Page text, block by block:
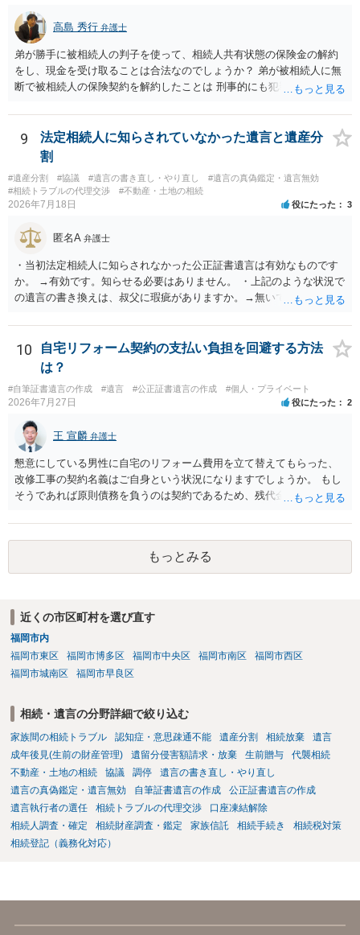
高島 秀行 弁護士
弟が勝手に被相続人の判子を使って、相続人共有状態の保険金の解約
をし、現金を受け取ることは合法なのでしょうか？ 弟が被相続人に無
断で被相続人の保険契約を解約したことは 刑事的にも犯罪となる可能
された書類のコピーを取得して、弁護士に面談で詳しい事情を話して
相談 されたら良いと思います。
9
法定相続人に知らされていなかった遺言と遺産分
割
#遺産分割 #協議 #遺言の書き直し・やり直し
#遺言の真偽鑑定・遺言無効
#相続トラブルの代理交渉
#不動産・土地の相続
2026年7月18日 役にたった 3
匿名A 弁護士
・当初法定相続人に知らされなかった公正証書遺言は有効なものです
か。 →有効です。知らせる必要はありません。 ・上記のような状況で
の遺言の書き換えは、叔父に瑕疵がありますか。→無いです。 ・分割
ますか。 →本人が自由に決められますので、どこが妥当とは言えない
です。客観的な基準もありません。 ・できれば穏やかに、分割を拒否
することはできますか。 →分割を拒否するということは、遺産はいら
ないということでしょうか。遺言で、受取を指定されててもいらない
と拒否することはできます。理由を説明する必要はありません。
10
自宅リフォーム契約の支払い負担を回避する方法
は？
#自筆証書遺言の作成 #遺言 #公正証書遺言の作成 #個人・プライベート
2026年7月27日 役にたった 2
王 宣麟 弁護士
懇意にしている男性に自宅のリフォーム費用を立て替えてもらった、
改修工事の契約名義はご自身という状況になりますでしょうか。 もし
そうであれば原則債務を負うのは契約であるため、残代金を捻出して
ます。 入籍した場合でも、原則契約者が単独で全ての債務を負うこと
には変わりがありません。 なかなか対応に難しい案件であり、公開の
場でアドバイスを行うのも限界があるように思われますので、資料等
を持参のうえ個別に弁護士に相談されることをお勧めします。
もっとみる
近くの市区町村を選び直す
福岡市内
福岡市東区
福岡市博多区 福岡市中央区 福岡市南区
福岡市西区
福岡市城南区
福岡市早良区
相続・遺言の分野詳細で絞り込む
家族間の相続トラブル 認知症・意思疎通不能 遺産分割 相続放棄
遺言
成年後見(生前の財産管理)
遺留分侵害額請求・放棄 生前贈与
代襲相続
不動産・土地の相続
協議 調停
遺言の書き直し・やり直し
遺言の真偽鑑定・遺言無効
自筆証書遺言の作成
公正証書遺言の作成
遺言執行者の選任
相続トラブルの代理交渉
口座凍結解除
相続人調査・確定
相続財産調査・鑑定 家族信託 相続手続き
相続税対策
相続登記（義務化対応）